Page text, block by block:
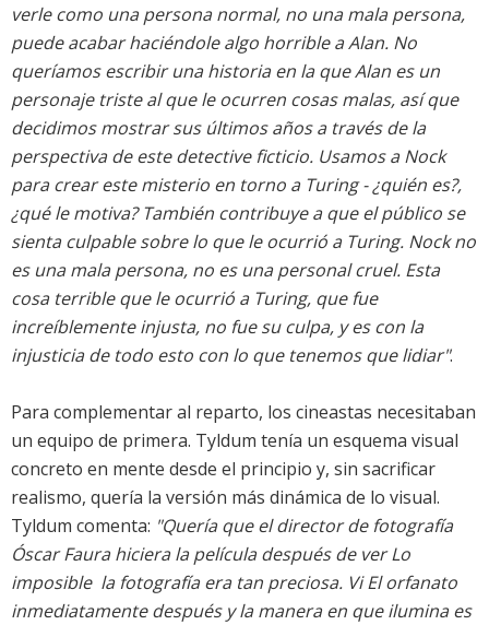
verle como una persona normal, no una mala persona,
puede acabar haciéndole algo horrible a Alan. No
queríamos escribir una historia en la que Alan es un
personaje triste al que le ocurren cosas malas, así que
decidimos mostrar sus últimos años a través de la
perspectiva de este detective ficticio. Usamos a Nock
para crear este misterio en torno a Turing - ¿quién es?,
¿qué le motiva? También contribuye a que el público se
sienta culpable sobre lo que le ocurrió a Turing. Nock no
es una mala persona, no es una personal cruel. Esta
cosa terrible que le ocurrió a Turing, que fue
increíblemente injusta, no fue su culpa, y es con la
injusticia de todo esto con lo que tenemos que lidiar".
Para complementar al reparto, los cineastas necesitaban
un equipo de primera. Tyldum tenía un esquema visual
concreto en mente desde el principio y, sin sacrificar
realismo, quería la versión más dinámica de lo visual.
Tyldum comenta: "Quería que el director de fotografía
Óscar Faura hiciera la película después de ver Lo
imposible  la fotografía era tan preciosa. Vi El orfanato
inmediatamente después y la manera en que ilumina es